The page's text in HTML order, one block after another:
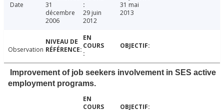
Date
31
décembre
2006
29 juin
2012
31 mai
2013
Observation
Improvement of job seekers involvement in SES active
employment programs.